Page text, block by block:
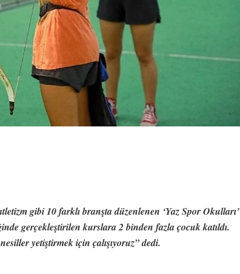
gibi 10 farklı branşta düzenlenen ‘Yaz Spor Okulları’
gerçekleştirilen kurslara 2 binden fazla çocuk katıldı.
yetiştirmek için çalışıyoruz” dedi.